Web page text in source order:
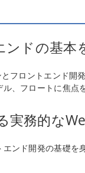
ンドの基本
フロントエンド開
、フロートに焦点
実務的な
ンド開発の基礎